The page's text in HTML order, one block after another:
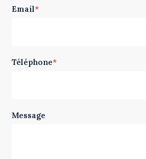
Email*
Téléphone*
Message